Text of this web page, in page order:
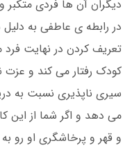
دیگران آن ها فردی
در رابطه ی عاطفی به
تعریف کردن در نهایت فرد
کودک رفتار می کند و
سیری ناپذیری نسبت به
می دهد و اگر شما از این
و قهر و پرخاشگری او رو